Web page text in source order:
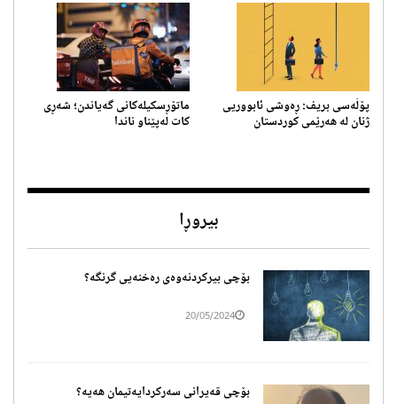
ماتۆڕسکیلەکانی گەیاندن؛ ‎شەڕی
کات لەپێناو ناندا
پۆڵەسی بریف: ڕەوشی ئابووریی
ژنان لە هەرێمی کوردستان
بیروڕا
بۆچی بیرکردنەوەی رەخنەیی گرنگە؟
20/05/2024
بۆچی قەیرانی سەرکردایەتیمان هەیە؟